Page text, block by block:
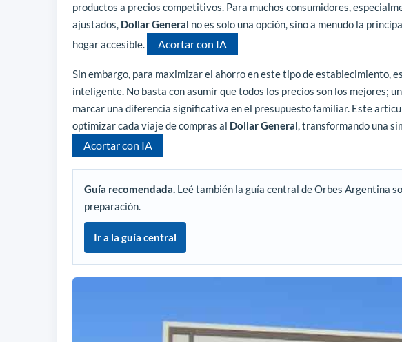
productos a precios competitivos. Para muchos consumidores,
ajustados, Dollar General no es solo una opción, sino a menudo la
hogar accesible.
Acortar con IA
Sin embargo, para maximizar el ahorro en este tipo de establecimiento,
inteligente. No basta con asumir que todos los precios son los mejores;
marcar una diferencia significativa en el presupuesto familiar. Este
optimizar cada viaje de compras al Dollar General, transformando una
Acortar con IA
Guía recomendada. Leé también la guía central de Orbes Argentina
preparación.
Ir a la guía central